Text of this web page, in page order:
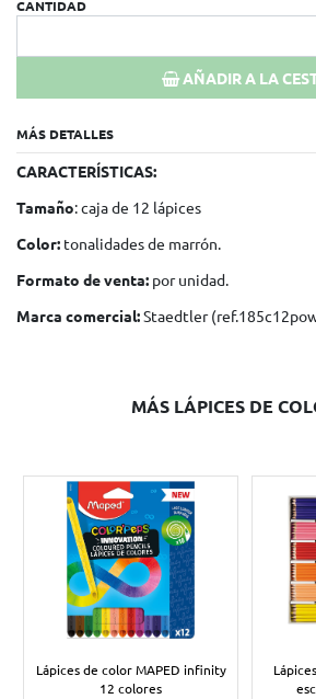
CANTIDAD
AÑADIR A LA
MÁS DETALLES
CARACTERÍSTICAS:
Tamaño: caja de 12 lápices
Color: tonalidades de marrón.
Formato de venta: por unidad.
Marca comercial:Staedtler
MÁS LÁPICES DE
Lápices de color MAPED infinity
12 colores